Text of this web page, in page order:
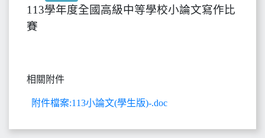
113學年度全國高級中等學校小論文寫作比
賽
相關附件
附件檔案:113小論文(學生版)-.doc